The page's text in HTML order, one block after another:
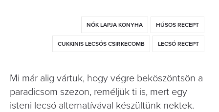
NŐK LAPJA KONYHA HÚSOS RECEPT
CUKKINIS LECSÓS CSIRKECOMB LECSÓ RECEPT
Mi már alig vártuk, hogy végre beköszöntsön a
paradicsom szezon, reméljük ti is, mert egy
isteni lecsó alternatívával készültünk nektek.